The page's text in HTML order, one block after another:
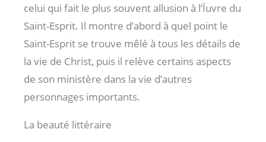
celui qui fait le plus souvent allusion à l’Ïuvre du
Saint-Esprit. Il montre d’abord à quel point le
Saint-Esprit se trouve mêlé à tous les détails de
la vie de Christ, puis il relève certains aspects
de son ministère dans la vie d’autres
personnages importants.
La beauté littéraire